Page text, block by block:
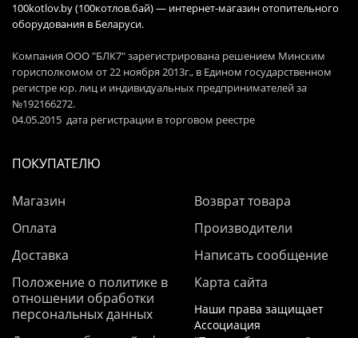
100kotlov.by (100котлов.бай) — интернет-магазин отопительного
оборудования в Беларуси.
Компания ООО "БЛК7" зарегистрирована решением Минским
горисполкомом от 22 ноября 2013г., в Едином государственном
регистре юр. лиц и индивидуальных предпринимателей за
№192166272.
04.05.2015 дата регистрации в торговом реестре
ПОКУПАТЕЛЮ
Магазин
Оплата
Доставка
Положение о политике в
отношении обработки
персональных данных
Возврат товара
Производители
Написать сообщение
Карта сайта
Наши права защищает
Ассоциация